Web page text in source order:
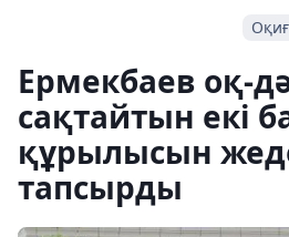
Ермекбаев оқ-
сақтайтын екі
құрылысын
тапсырды